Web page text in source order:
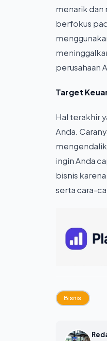
menarik dan
berfokus
perusahaan
Target
Hal terakhir
Anda.
ingin Anda
bisnis
serta cara-
Bisnis